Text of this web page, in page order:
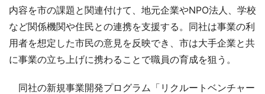
内容を市の課題と関連付けて、地元企業やNPO法人、学校
など関係機関や住民との連携を支援する。同社は事業の利
用者を想定した市民の意見を反映でき、市は大手企業と共
に事業の立ち上げに携わることで職員の育成を狙う。
同社の新規事業開発プログラム「リクルートベンチャー